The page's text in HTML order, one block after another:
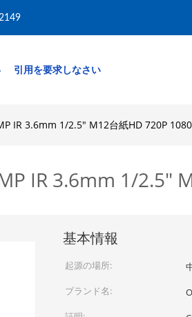
引用を要求しなさい
IR 3.6mm 1/2.5" M12台紙HD 720P
IR 3.6mm 1/2.5"
基本情報
起源の場所:
ブランド名: